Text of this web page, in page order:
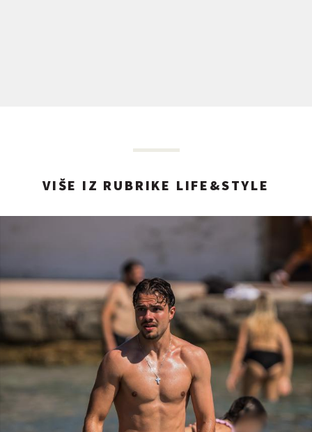
VIŠE IZ RUBRIKE LIFE&STYLE